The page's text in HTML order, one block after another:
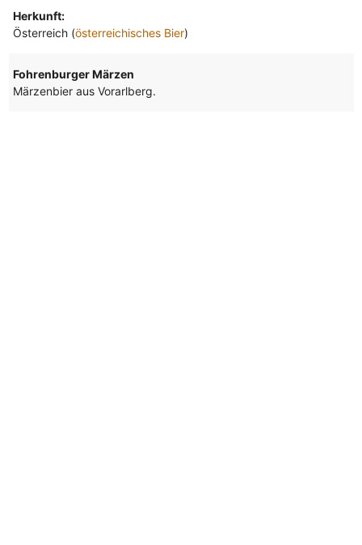
Herkunft:
Österreich (österreichisches Bier)
Fohrenburger Märzen
Märzenbier aus Vorarlberg.